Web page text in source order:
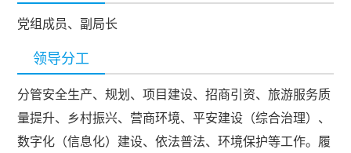
党组成员、副局长
领导分工
分管安全生产、规划、项目建设、招商引资、旅游服务质
量提升、乡村振兴、营商环境、平安建设（综合治理）、
数字化（信息化）建设、依法普法、环境保护等工作。履